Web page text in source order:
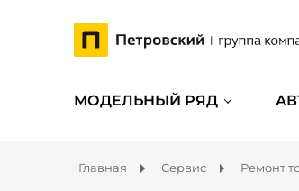
МОДЕЛЬНЫЙ РЯД
Главная Сервис Ремонт